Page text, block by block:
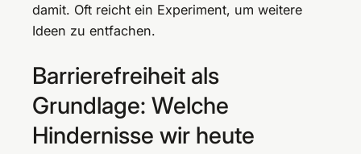
damit. Oft reicht ein Experiment, um weitere
Ideen zu entfachen.
Barrierefreiheit als
Grundlage: Welche
Hindernisse wir heute